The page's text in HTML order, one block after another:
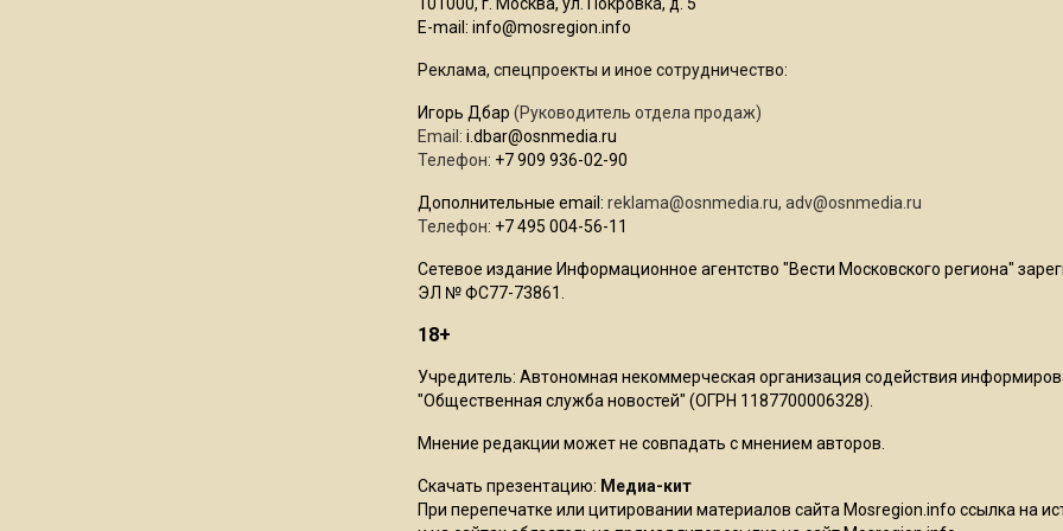
E-mail: info@mosregion.info
Реклама, спецпроекты и иное сотрудничество:
Игорь Дбар (Руководитель отдела продаж)
Email: i.dbar@osnmedia.ru
Телефон: +7 909 936-02-90
Дополнительные email: reklama@osnmedia.ru, adv@osnmedia.ru
Телефон: +7 495 004-56-11
Сетевое издание Информационное агентство "Вести Московского региона"
ЭЛ № ФС77-73861.
18+
Учредитель: Автономная некоммерческая организация содействия
"Общественная служба новостей" (ОГРН 1187700006328).
Мнение редакции может не совпадать с мнением авторов.
Скачать презентацию: Медиа-кит
При перепечатке или цитировании материалов сайта Mosregion.info ссылка на